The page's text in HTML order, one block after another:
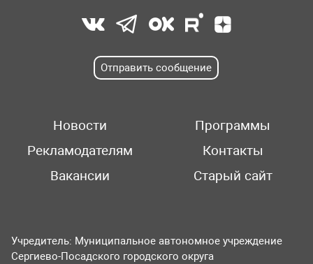
Отправить сообщение
Новости
Программы
Рекламодателям
Контакты
Вакансии
Старый сайт
Учредитель: Муниципальное автономное учреждение
Сергиево-Посадского городского округа